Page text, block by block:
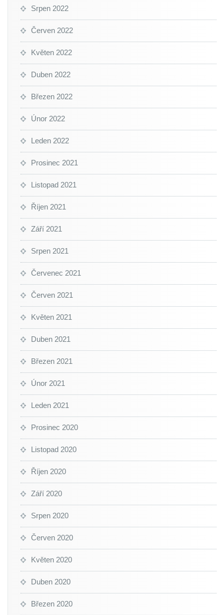
Srpen 2022
Červen 2022
Květen 2022
Duben 2022
Březen 2022
Únor 2022
Leden 2022
Prosinec 2021
Listopad 2021
Říjen 2021
Září 2021
Srpen 2021
Červenec 2021
Červen 2021
Květen 2021
Duben 2021
Březen 2021
Únor 2021
Leden 2021
Prosinec 2020
Listopad 2020
Říjen 2020
Září 2020
Srpen 2020
Červen 2020
Květen 2020
Duben 2020
Březen 2020